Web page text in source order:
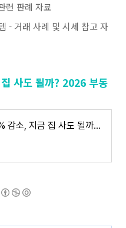
련 판례 자료
- 거래 사례 및 시세 참고 자
사도 될까? 2026 부동
서울 전세난 33% 감소, 지금 집 사도 될까? 2026 부동산 투자 타이밍 총정리